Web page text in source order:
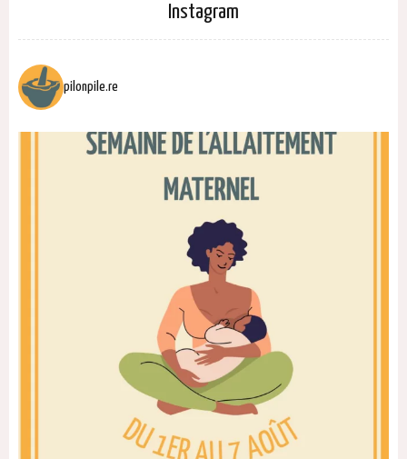
Instagram
pilonpile.re